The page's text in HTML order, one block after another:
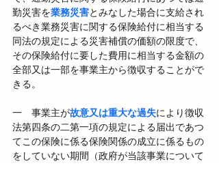
勤災害を業務災害とみなした場合に支給され
るべき業務災害に関する保険給付に相当する
同法の規定による災害補償の価額の限度で、
その保険給付に要した費用に相当する金額の
全部又は一部を事業主から徴収することがで
きる。
一　事業主が故意又は重大な過失により徴収
法第四条の二第一項の規定による届出であつ
てこの保険に係る保険関係の成立に係るもの
をしていない期間（政府が当該事業について